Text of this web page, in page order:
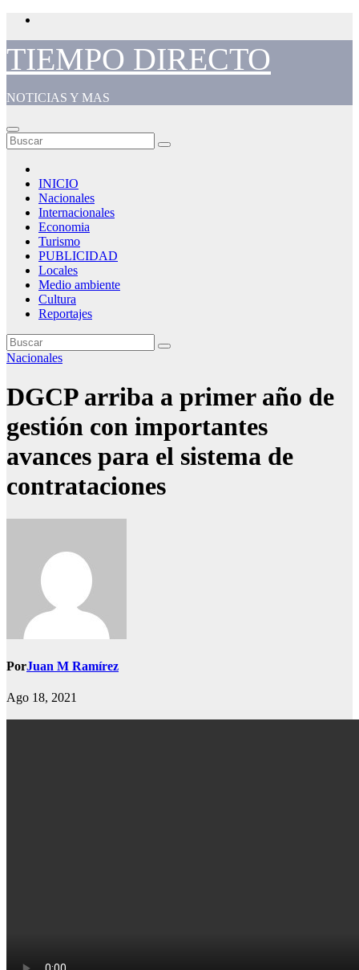
Saltar
contenido
TIEMPO DIRECTO
NOTICIAS Y MAS
INICIO
Nacionales
Internacionales
Economia
Turismo
PUBLICIDAD
Locales
Medio ambiente
Cultura
Reportajes
Nacionales
DGCP arriba a primer año de
gestión con importantes
avances para el sistema de
contrataciones
PorJuan M Ramírez
Ago 18, 2021